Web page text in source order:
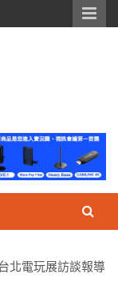
北電玩展訪談報導